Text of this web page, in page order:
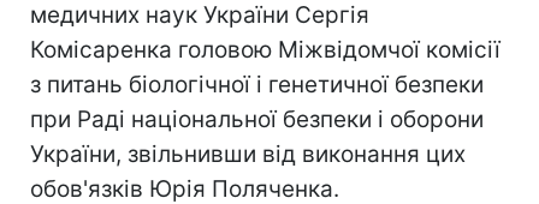
медичних наук України Сергія
Комісаренка головою Міжвідомчої комісії
з питань біологічної і генетичної безпеки
при Раді національної безпеки і оборони
України, звільнивши від виконання цих
обов'язків Юрія Поляченка.